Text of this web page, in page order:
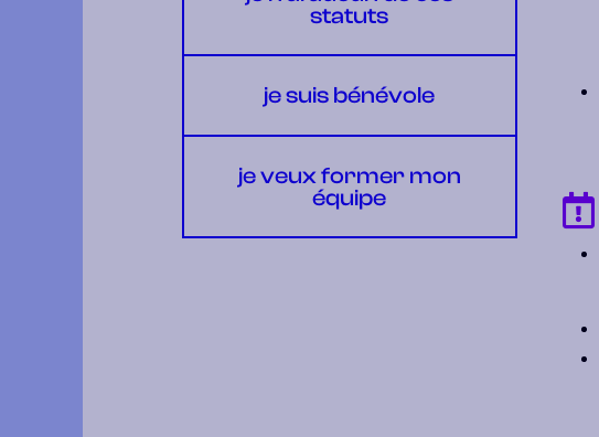
statuts
je suis bénévole
je veux former mon
équipe